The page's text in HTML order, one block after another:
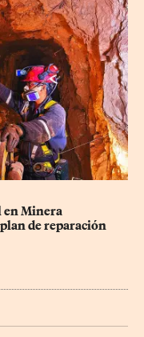
en Minera
de reparación